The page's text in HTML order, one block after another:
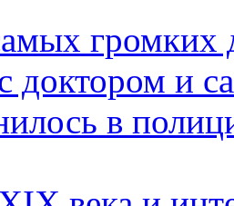
громких
доктором и
в